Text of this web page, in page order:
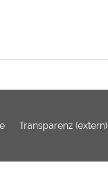
Transparenz (extern)